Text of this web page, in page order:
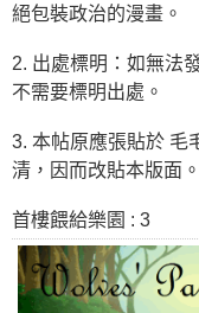
絕包裝政治的漫畫。
2. 出處標明：如無法
不需要標明出處。
3. 本帖原應張貼於 毛
清，因而改貼本版面。
首樓餵給樂園 : 3